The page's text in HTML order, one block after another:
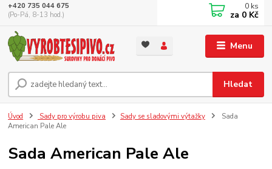
Menu
Hledat
+420 735 044 675
(Po-Pá, 8-13 hod.)
0 ks
za 0 Kč
Úvod Sady pro výrobu piva Sady se sladovými výtažky
Sada
American Pale Ale
Sada American Pale Ale